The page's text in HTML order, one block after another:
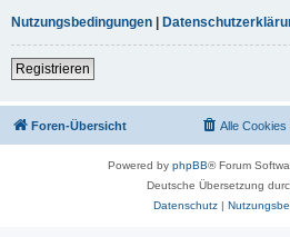
Nutzungsbedingungen |
Registrieren
Foren-Übersicht Alle Cookies
Powered by phpBB® Forum
Deutsche Übersetzung
Datenschutz|